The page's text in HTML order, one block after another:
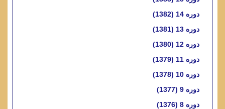
دوره 14 (1382)
دوره 13 (1381)
دوره 12 (1380)
دوره 11 (1379)
دوره 10 (1378)
دوره 9 (1377)
دوره 8 (1376)